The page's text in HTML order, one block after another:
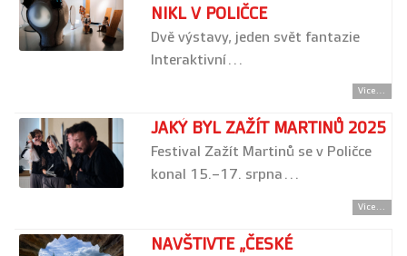
NIKL V POLIČCE
Dvě výstavy, jeden svět fantazie
Interaktivní…
Více...
JAKÝ BYL ZAŽÍT MARTINŮ 2025
Festival Zažít Martinů se v Poličce
konal 15.–17. srpna…
Více...
NAVŠTIVTE „ČESKÉ